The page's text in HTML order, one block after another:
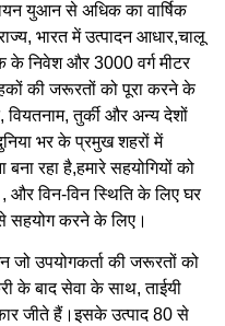
युआन से अधिक का वार्षिक
भारत में उत्पादन आधार,चालू
के निवेश और 3000 वर्ग मीटर
की जरूरतों को पूरा करने के
वियतनाम, तुर्की और अन्य देशों
भर के प्रमुख शहरों में
रहा है,हमारे सहयोगियों को
और विन-विन स्थिति के लिए घर
सहयोग करने के लिए।
जो उपयोगकर्ता की जरूरतों को
के बाद सेवा के साथ, ताईयी
जीते हैं।इसके उत्पाद 80 से